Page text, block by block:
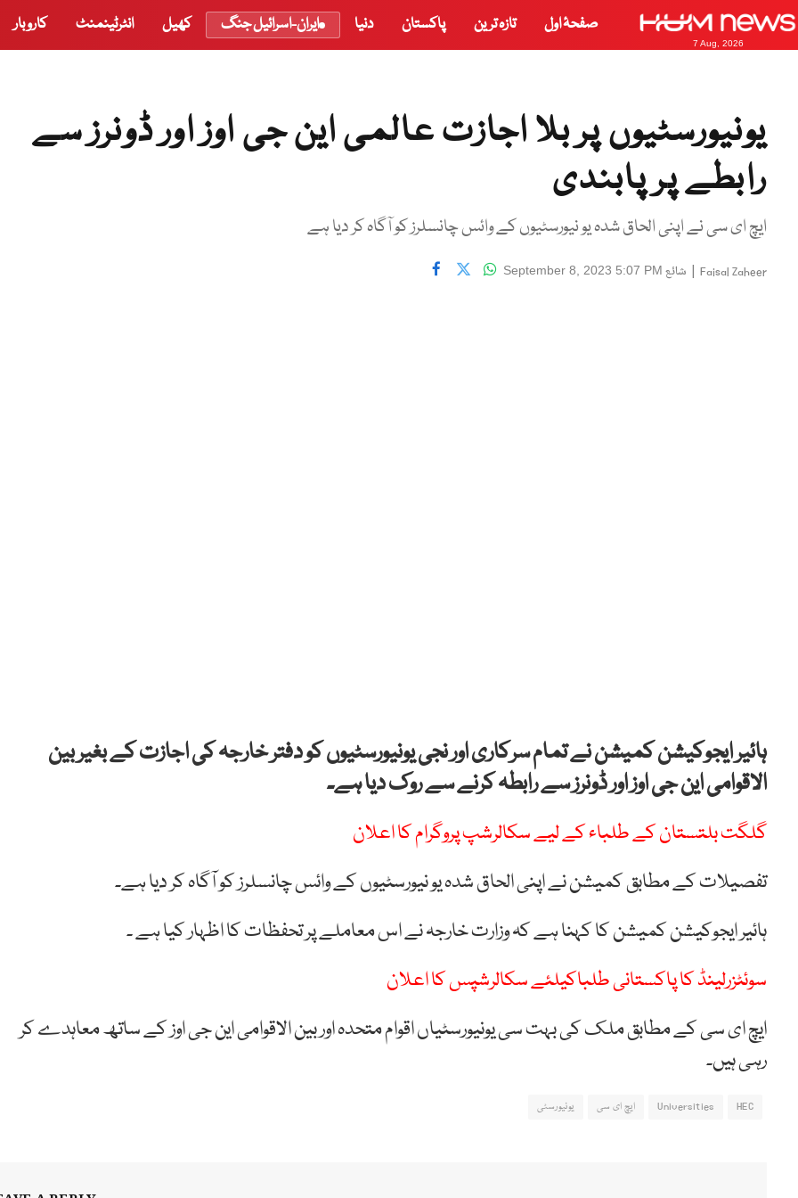
7 Aug, 2026
صفحۂ اول تازہ ترین پاکستان دنیا ایران-اسرائیل جنگ کھیل انٹرٹینمنٹ کاروبار
یونیورسٹیوں پر بلا اجازت عالمی این جی اوز اور ڈونرز سے
رابطے پر پابندی
ایچ ای سی نے اپنی الحاق شدہ یو نیورسٹیوں کے وائس چانسلرز کو آگاہ کر دیا ہے
Faisal Zaheer
| شائع September 8, 2023 5:07 PM
ہائیر ایجوکیشن کمیشن نے تمام سرکاری اور نجی یونیورسٹیوں کو دفتر خارجہ کی اجازت کے بغیر بین
الاقوامی این جی اوز اور ڈونرز سے رابطہ کرنے سے روک دیا ہے۔
گلگت بلتستان کے طلباء کے لیے سکالرشپ پروگرام کا اعلان
تفصیلات کے مطابق کمیشن نے اپنی الحاق شدہ یو نیورسٹیوں کے وائس چانسلرز کو آگاہ کر دیا ہے۔
ہائیر ایجوکیشن کمیشن کا کہنا ہے کہ وزارت خارجہ نے اس معاملے پر تحفظات کا اظہار کیا ہے ۔
سوئٹزرلینڈ کا پاکستانی طلباکیلئے سکالرشپس کا اعلان
ایچ ای سی کے مطابق ملک کی بہت سی یونیورسٹیاں اقوام متحدہ اور بین الاقوامی این جی اوز کے ساتھ معاہدے کر
رہی ہیں۔
HEC
Universities ایچ ای سی یونیورسٹی